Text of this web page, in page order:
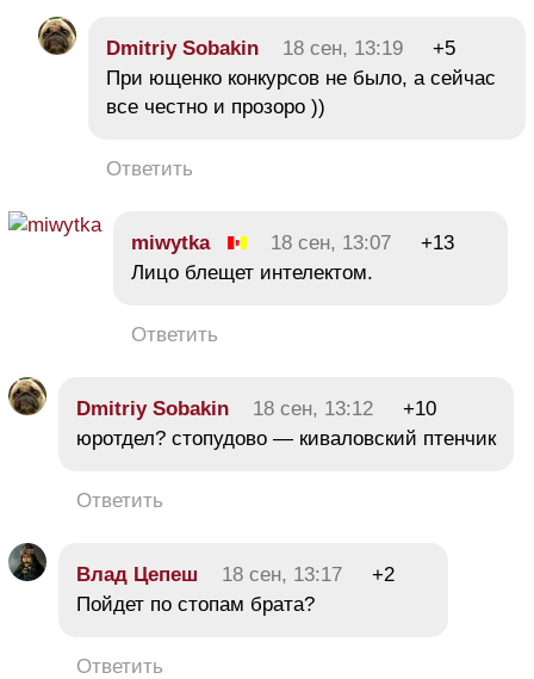
Dmitriy Sobakin 18 сен, 13:19
+5
При ющенко конкурсов не было, а сейчас
все честно и прозоро ))
Ответить
miwytka 18 сен, 13:07
+13
Лицо блещет интелектом.
Ответить
Dmitriy Sobakin 18 сен, 13:12
+10
юротдел? стопудово — киваловский птенчик
Ответить
Влaд Цeпeш 18 сен, 13:17
+2
Пойдет по стопам брата?
Ответить